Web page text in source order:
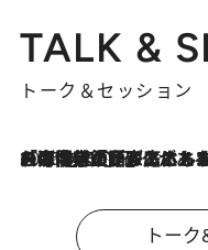
TALK &
トーク＆セッション
2026.8.3
「今後値上げがあるとすれば…」「リスクがあるのは今年の冬」エネルギー専門家が語る、ホルムズ海峡封鎖が家庭にもたらす“ある心配”
トー